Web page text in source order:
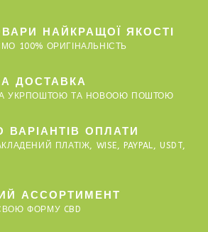
НАЙКРАЩОЇ ЯКОСТІ
100% ОРИГІНАЛЬНІСТЬ
ДОСТАВКА
УКРПОШТОЮ ТА НОВООЮ ПОШТОЮ
ВАРІАНТІВ ОПЛАТИ
ПЛАТІЖ, WISE, PAYPAL, USDT,
АССОРТИМЕНТ
ФОРМУ CBD